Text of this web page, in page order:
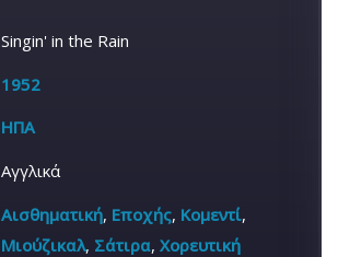
Singin' in the Rain
1952
ΗΠΑ
Αγγλικά
Αισθηματική, Εποχής, Κομεντί,
Μιούζικαλ, Σάτιρα,Χορευτική